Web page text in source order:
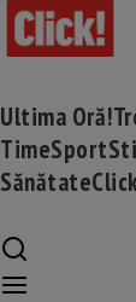
Ultima Oră!
TimeSport
Sănătate